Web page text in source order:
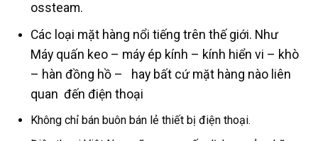
ossteam.
Các loại mặt hàng nổi tiếng trên thế giới. Như
Máy quấn keo – máy ép kính – kính hiển vi – khò
– hàn đồng hồ – hay bất cứ mặt hàng nào liên
quan đến điện thoại
Không chỉ bán buôn bán lẻ thiết bị điện thoại.